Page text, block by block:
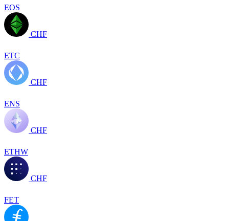
EOS
CHF
ETC
CHF
ENS
CHF
ETHW
CHF
FET